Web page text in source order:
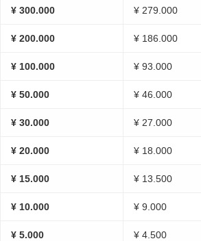
¥ 300.000 ¥ 279.000
¥ 200.000 ¥ 186.000
¥ 100.000 ¥ 93.000
¥ 50.000 ¥ 46.000
¥ 30.000 ¥ 27.000
¥ 20.000 ¥ 18.000
¥ 15.000 ¥ 13.500
¥ 10.000 ¥ 9.000
¥ 5.000 ¥ 4.500